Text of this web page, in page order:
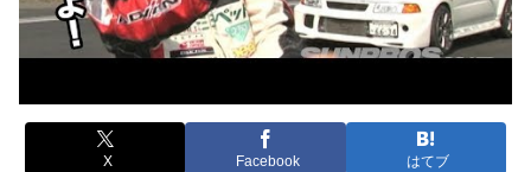
X Facebook はてブ